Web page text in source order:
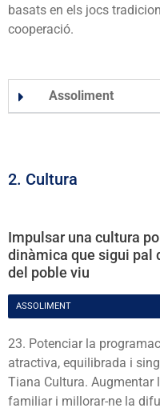
basats en els jocs
cooperació.
Assoliment
2. Cultura
Impulsar una cultura
dinàmica que sigui pal
del poble viu
ASSOLIMENT
23. Potenciar la
atractiva, equilibrada i
Tiana Cultura.
familiar i millorar-ne la